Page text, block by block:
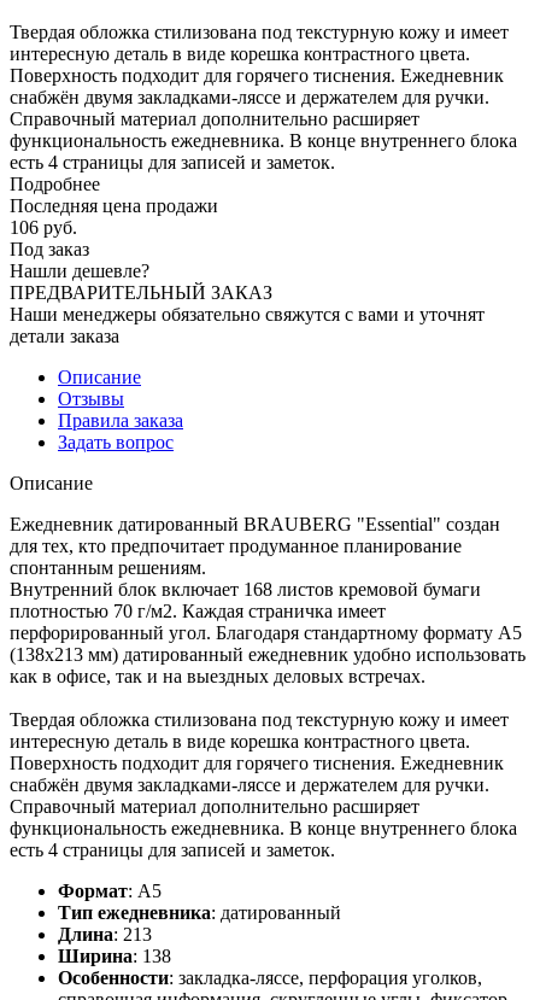
Твердая обложка стилизована под текстурную кожу и имеет
интересную деталь в виде корешка контрастного цвета.
Поверхность подходит для горячего тиснения. Ежедневник
снабжён двумя закладками-ляссе и держателем для ручки.
Справочный материал дополнительно расширяет
функциональность ежедневника. В конце внутреннего блока
есть 4 страницы для записей и заметок.
Подробнее
Последняя цена продажи
106 руб.
Под заказ
Нашли дешевле?
ПРЕДВАРИТЕЛЬНЫЙ ЗАКАЗ
Наши менеджеры обязательно свяжутся с вами и уточнят
детали заказа
Описание
Отзывы
Правила заказа
Задать вопрос
Описание
Ежедневник датированный BRAUBERG "Essential" создан
для тех, кто предпочитает продуманное планирование
спонтанным решениям.
Внутренний блок включает 168 листов кремовой бумаги
плотностью 70 г/м2. Каждая страничка имеет
перфорированный угол. Благодаря стандартному формату А5
(138х213 мм) датированный ежедневник удобно использовать
как в офисе, так и на выездных деловых встречах.
Твердая обложка стилизована под текстурную кожу и имеет
интересную деталь в виде корешка контрастного цвета.
Поверхность подходит для горячего тиснения. Ежедневник
снабжён двумя закладками-ляссе и держателем для ручки.
Справочный материал дополнительно расширяет
функциональность ежедневника. В конце внутреннего блока
есть 4 страницы для записей и заметок.
Формат: А5
Тип ежедневника: датированный
Длина: 213
Ширина: 138
Особенности: закладка-ляссе, перфорация уголков,